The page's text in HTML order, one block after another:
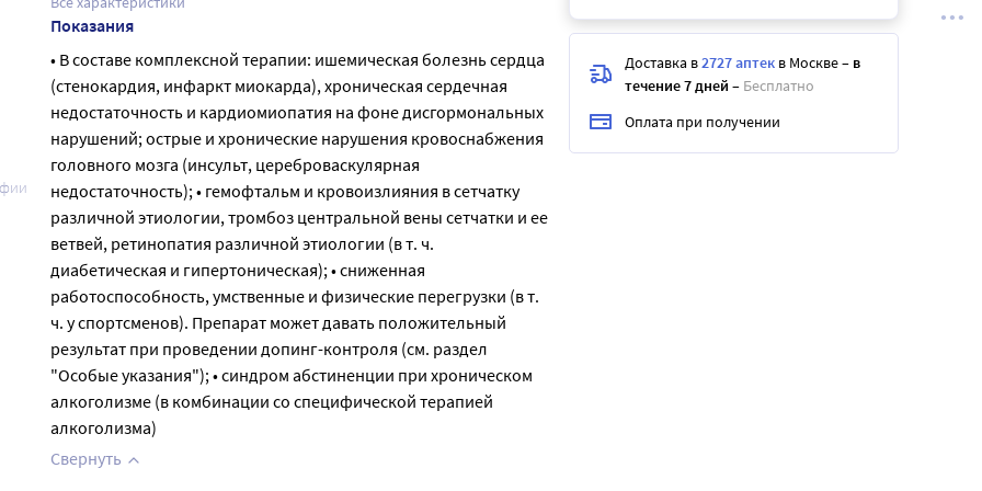
Показания
• В составе комплексной терапии: ишемическая болезнь сердца
(стенокардия, инфаркт миокарда), хроническая сердечная
недостаточность и кардиомиопатия на фоне дисгормональных
нарушений; острые и хронические нарушения кровоснабжения
головного мозга (инсульт, цереброваскулярная
недостаточность); • гемофтальм и кровоизлияния в сетчатку
различной этиологии, тромбоз центральной вены сетчатки и ее
ветвей, ретинопатия различной этиологии (в т. ч.
диабетическая и гипертоническая); • сниженная
работоспособность, умственные и физические перегрузки (в т.
ч. у спортсменов). Препарат может давать положительный
результат при проведении допинг-контроля (см. раздел
"Особые указания"); • синдром абстиненции при хроническом
алкоголизме (в комбинации со специфической терапией
алкоголизма)
Свернуть
Доставка в2727 аптек в Москве– в
течение 7 дней – Бесплатно
Оплата при получении